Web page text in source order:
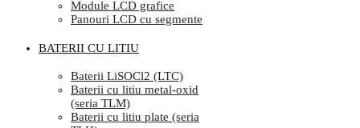
Module LCD grafice
Panouri LCD cu segmente
BATERII CU LITIU
Baterii LiSOCl2 (LTC)
Baterii cu litiu metal-oxid
(seria TLM)
Baterii cu litiu plate (seria